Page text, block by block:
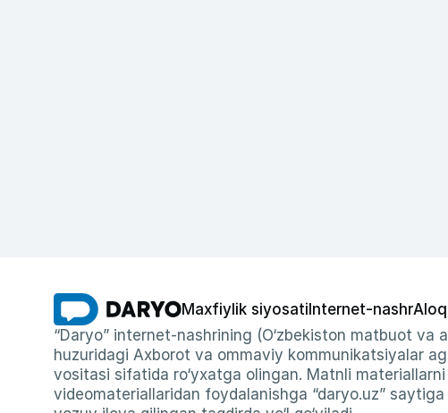
Maxfiylik siyosati Internet-nashr
“Daryo” internet-nashrining (O‘zbekiston matbuot va
huzuridagi Axborot va ommaviy kommunikatsiyalar
vositasi sifatida ro‘yxatga olingan. Matnli
videomateriallaridan foydalanishga “daryo.uz”